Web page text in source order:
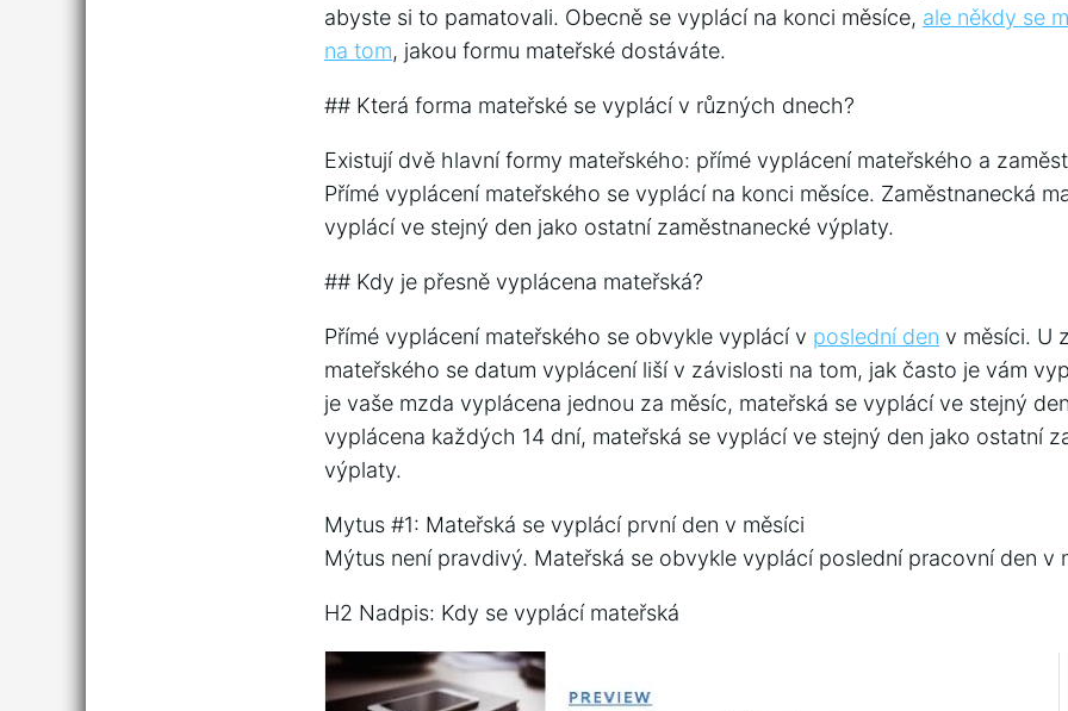
abyste si to pamatovali. Obecně se vyplácí na konci měsíce, ale někdy se
na tom, jakou formu mateřské dostáváte.
## Která forma mateřské se vyplácí v různých dnech?
Existují dvě hlavní formy mateřského: přímé vyplácení mateřského a
Přímé vyplácení mateřského se vyplácí na konci měsíce. Zaměstnanecká
vyplácí ve stejný den jako ostatní zaměstnanecké výplaty.
## Kdy je přesně vyplácena mateřská?
Přímé vyplácení mateřského se obvykle vyplácí v poslední den v měsíci. U
mateřského se datum vyplácení liší v závislosti na tom, jak často je vám
je vaše mzda vyplácena jednou za měsíc, mateřská se vyplácí ve stejný
vyplácena každých 14 dní, mateřská se vyplácí ve stejný den jako ostatní
výplaty.
Mytus #1: Mateřská se vyplácí první den v měsíci
Mýtus není pravdivý. Mateřská se obvykle vyplácí poslední pracovní den v
H2 Nadpis: Kdy se vyplácí mateřská